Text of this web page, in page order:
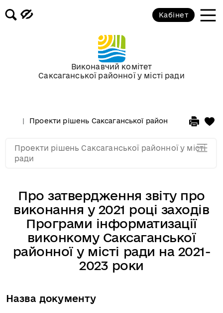
Виконавчий комітет
Саксаганської районної у місті ради
Кабінет
Проекти рішень Саксаганської районної у місті
Про затвердження звіту про
виконання у 2021 році заходів
Програми інформатизації
виконкому Саксаганської
районної у місті ради на 2021-
2023 роки
Назва документу
Проекти рішень Саксаганської районної у місті
ради
сесії VIII скликання
Сесії в 2021 році
Сесії в 2019 році
Сесії в 2018 році